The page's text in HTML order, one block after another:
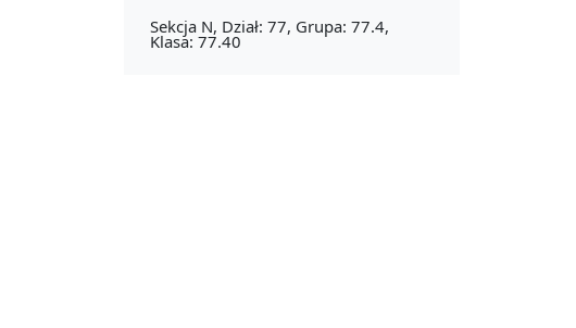
Sekcja N, Dział: 77, Grupa: 77.4,
Klasa: 77.40